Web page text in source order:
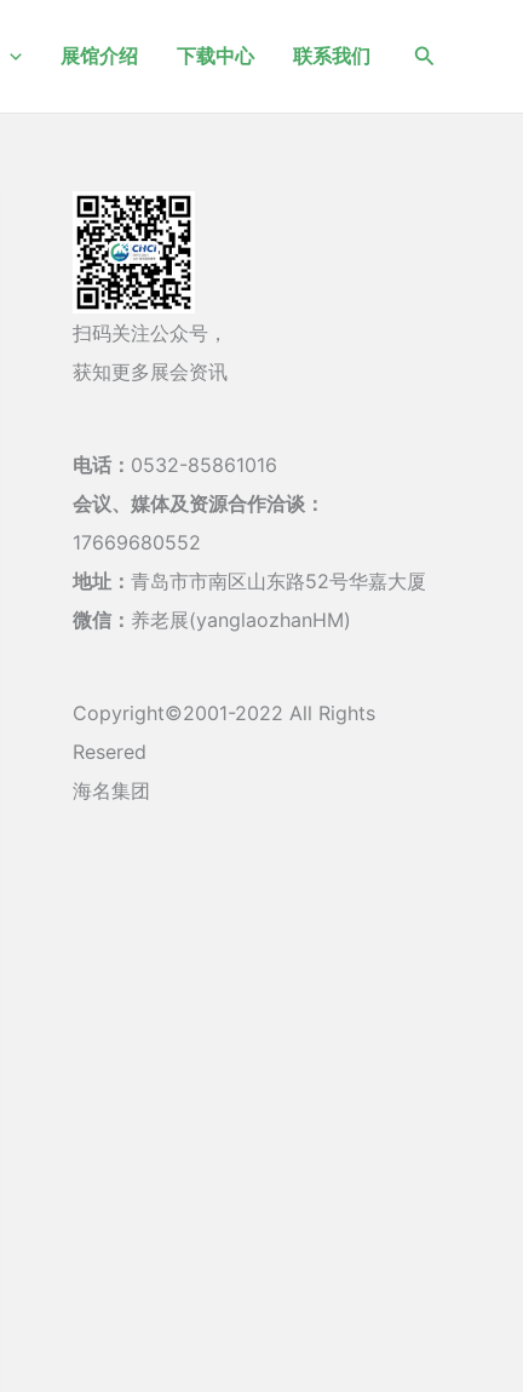
展馆介绍 下载中心 联系我们
搜
扫码关注公众号，
获知更多展会资讯
电话： 0532-85861016
会议、媒体及资源合作洽谈：
17669680552
地址： 青岛市市南区山东路52号华嘉大厦
微信： 养老展(yanglaozhanHM)
Copyright©2001-2022 All Rights
Resered
海名集团